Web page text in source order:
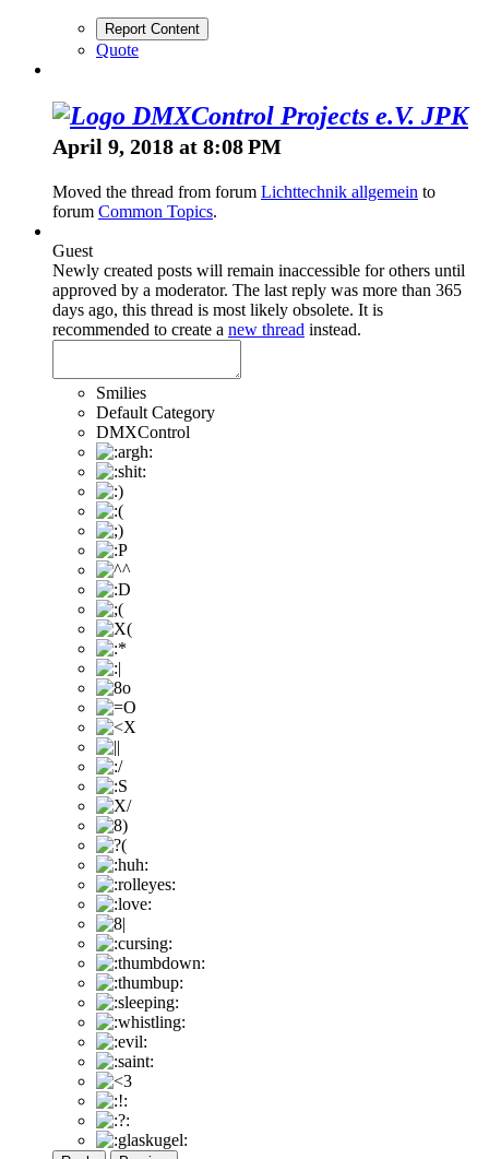
Report Content
Quote
JPK
April 9, 2018 at 8:08 PM
Moved the thread from forum Lichttechnik allgemein to
forum Common Topics.
Guest
Newly created posts will remain inaccessible for others until
approved by a moderator. The last reply was more than 365
days ago, this thread is most likely obsolete. It is
recommended to create a new thread instead.
Smilies
Default Category
DMXControl